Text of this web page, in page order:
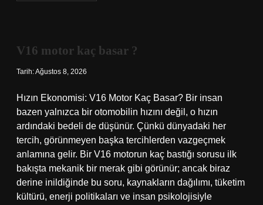
V16 motor kaç basar ?
Tarih: Ağustos 8, 2026
Hızın Ekonomisi: V16 Motor Kaç Basar? Bir insan
bazen yalnızca bir otomobilin hızını değil, o hızın
ardındaki bedeli de düşünür. Çünkü dünyadaki her
tercih, görünmeyen başka tercihlerden vazgeçmek
anlamına gelir. Bir V16 motorun kaç bastığı sorusu ilk
bakışta mekanik bir merak gibi görünür; ancak biraz
derine inildiğinde bu soru, kaynakların dağılımı, tüketim
kültürü, enerji politikaları ve insan psikolojisiyle